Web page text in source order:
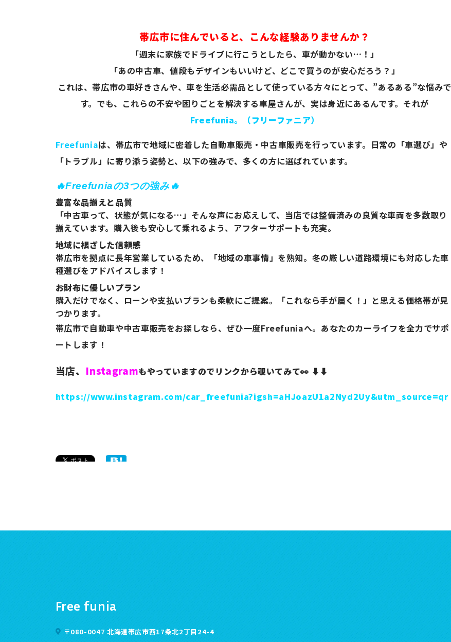
帯広市に住んでいると、こんな経験ありませんか？
「週末に家族でドライブに行こうとしたら、車が動かない…！」
「あの中古車、値段もデザインもいいけど、どこで買うのが安心だろう？」
これは、帯広市の車好きさんや、車を生活必需品として使っている方々にとって、”あるある”な悩みで
す。でも、これらの不安や困りごとを解決する車屋さんが、実は身近にあるんです。それが
Freefunia。
（フリーファニア）
Freefuniaは、帯広市で地域に密着した自動車販売・中古車販売を行っています。日常の「車選び」や
「トラブル」に寄り添う姿勢と、以下の強みで、多くの方に選ばれています。
🔥Freefuniaの3つの強み🔥
豊富な品揃えと品質
「中古車って、状態が気になる…」そんな声にお応えして、当店では整備済みの良質な車両を多数取り
揃えています。購入後も安心して乗れるよう、アフターサポートも充実。
地域に根ざした信頼感
帯広市を拠点に長年営業しているため、「地域の車事情」を熟知。冬の厳しい道路環境にも対応した車
種選びをアドバイスします！
お財布に優しいプラン
購入だけでなく、ローンや支払いプランも柔軟にご提案。「これなら手が届く！」と思える価格帯が見
つかります。
帯広市で自動車や中古車販売をお探しなら、ぜひ一度Freefuniaへ。あなたのカーライフを全力でサポ
ートします！
当店、 Instagramもやっていますのでリンクから覗いてみて👀 ⬇️⬇️
https://www.instagram.com/car_freefunia?igsh=aHJoazU1a2Nyd2Uy&utm_source=qr
Free funia
〒080-0047 北海道帯広市西17条北2丁目24-4